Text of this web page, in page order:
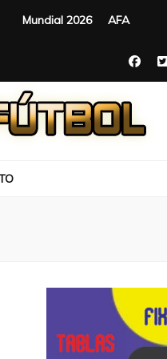
Mundial 2026 AFA